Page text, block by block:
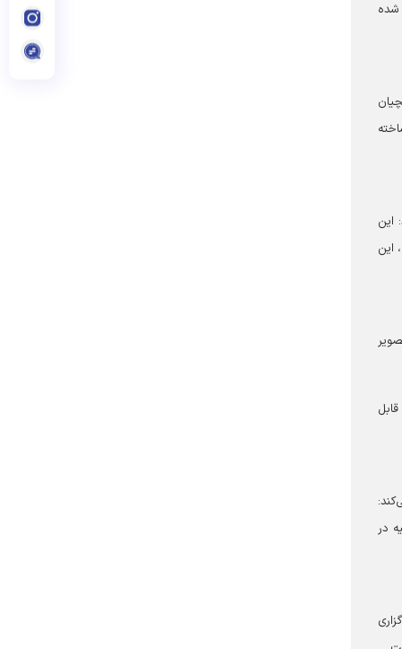
شده
فرشچیان
توسط هنرمندان بسیجی از کرج، در ابعاد 6 در 4 متر ساخته
این
این
است؛ این اثر چوبی مزين به 107 نام و تصوير
آن قابل
در